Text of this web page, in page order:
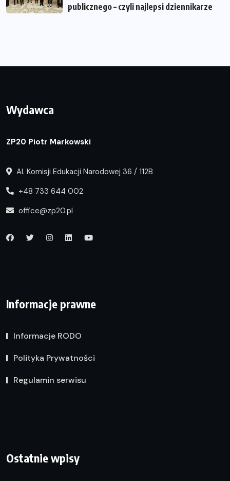
publicznego – czyli najlepsi dziennikarze
Wydawca
ZP20 Piotr Markowski
Al. Komisji Edukacji Narodowej 36 / 112B
+48 733 644 002
office@zp20.pl
Informacje prawne
Informacje RODO
Polityka Prywatności
Regulamin serwisu
Ostatnie wpisy